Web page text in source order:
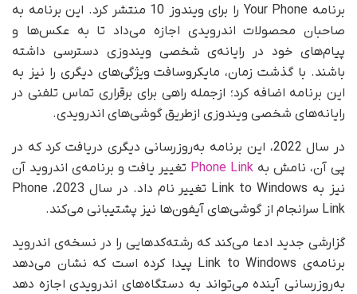
برنامه Your Phone را برای ویندوز 10 منتشر کرد. این برنامه به
صاحبان محصولات اندرویدی اجازه می‌داد تا به عکس‌ها و
پیام‌های خود در رایانه‌ی شخصی ویندوزی دسترسی داشته
باشند. با گذشت زمان، مایکروسافت ویژگی‌های دیگری را نیز به
این برنامه اضافه کرد؛ از‌جمله راهی برای برقراری تماس تلفنی در
رایانه‌های شخصی ویندوزی از‌طریق گوشی‌های اندرویدی.
در سال 2022، این برنامه به‌روز‌رسانی دیگری دریافت کرد که در
پی آن، نامش به
تغییر یافت و برنامه‌ی اندروید آن
نیز به Link to Windows تغییر نام داد. در سال 2023، Phone
Link سرانجام از گوشی‌های آیفون‌ها نیز پشتیبانی می‌کند.
گزارشی جدید ادعا می‌کند که رشته‌کدهایی را در نسخه‌ی اندروید
برنامه‌ی Link to Windows پیدا کرده است که نشان می‌دهد
به‌روزرسانی آینده می‌تواند به دستگاه‌های اندرویدی اجازه دهد